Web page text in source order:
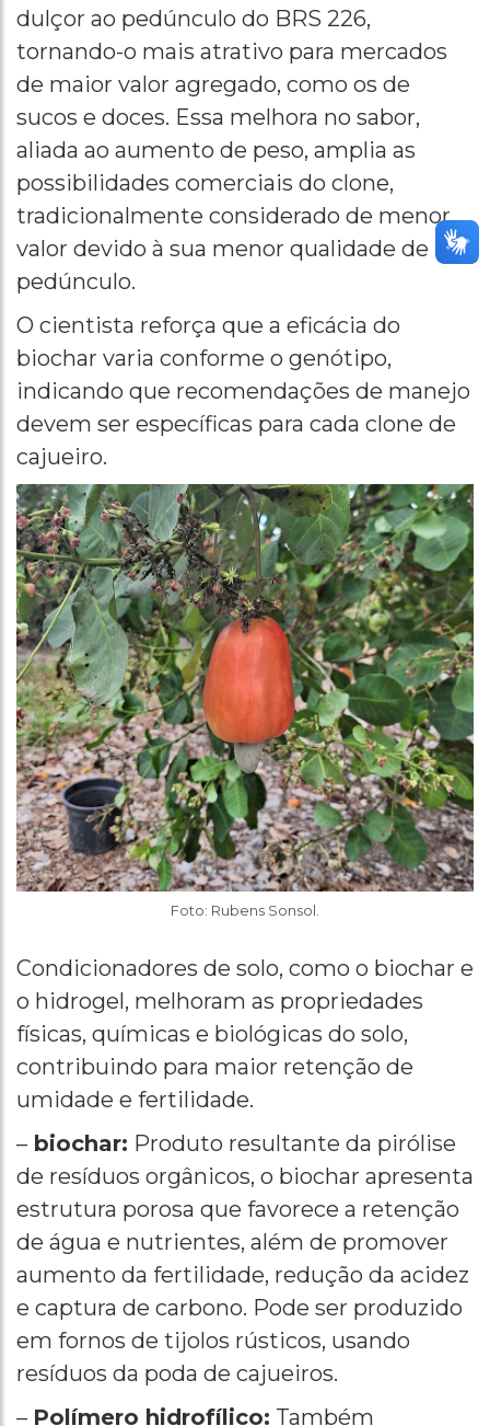
dulçor ao pedúnculo do BRS 226,
tornando-o mais atrativo para mercados
de maior valor agregado, como os de
sucos e doces. Essa melhora no sabor,
aliada ao aumento de peso, amplia as
possibilidades comerciais do clone,
tradicionalmente considerado de menor
valor devido à sua menor qualidade de
pedúnculo.
O cientista reforça que a eficácia do
biochar varia conforme o genótipo,
indicando que recomendações de manejo
devem ser específicas para cada clone de
cajueiro.
Foto: Rubens Sonsol.
Condicionadores de solo, como o biochar e
o hidrogel, melhoram as propriedades
físicas, químicas e biológicas do solo,
contribuindo para maior retenção de
umidade e fertilidade.
– biochar: Produto resultante da pirólise
de resíduos orgânicos, o biochar apresenta
estrutura porosa que favorece a retenção
de água e nutrientes, além de promover
aumento da fertilidade, redução da acidez
e captura de carbono. Pode ser produzido
em fornos de tijolos rústicos, usando
resíduos da poda de cajueiros.
– Polímero hidrofílico: Também